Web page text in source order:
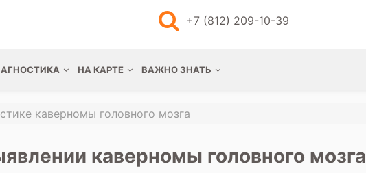
+7 (812) 209-10-39
НА КАРТЕ ВАЖНО ЗНАТЬ
каверномы головного мозга
каверномы головного мозга